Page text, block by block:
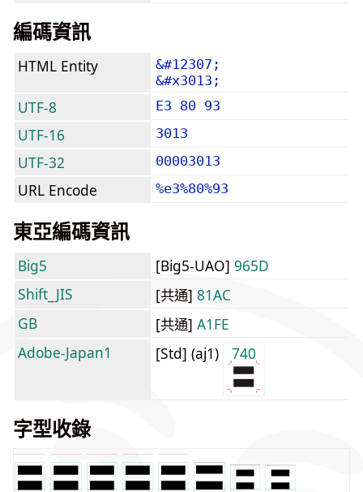
編碼資訊
HTML Entity
&#12307;
&#x3013;
UTF-8 E3 80 93
UTF-16 3013
UTF-32 00003013
URL Encode %e3%80%93
東亞編碼資訊
Big5 [Big5-UAO] 965D
Shift_JIS
[共通] 81AC
GB
[共通] A1FE
Adobe-Japan1
[Std] (aj1) 740
字型收錄